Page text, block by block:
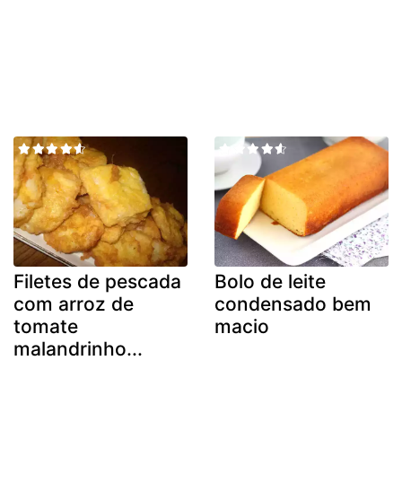
Filetes de pescada
com arroz de
tomate
malandrinho...
Bolo de leite
condensado bem
macio